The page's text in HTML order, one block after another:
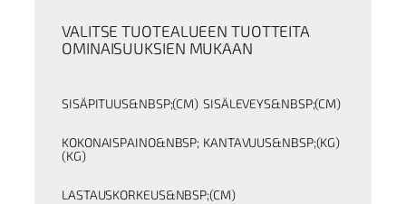
VALITSE TUOTEALUEEN TUOTTEITA
OMINAISUUKSIEN MUKAAN
SISÄPITUUS&NBSP;(CM) SISÄLEVEYS&NBSP;(CM)
KOKONAISPAINO&NBSP;
(KG)
KANTAVUUS&NBSP;(KG)
LASTAUSKORKEUS&NBSP;(CM)